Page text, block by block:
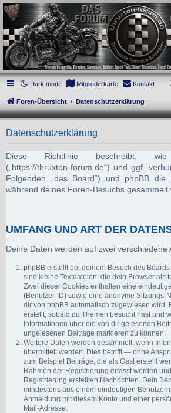
thruxton-
DAS FORUM! Alles rund um die Triumph Modern
die New Bonneville Baureihen ab BJ 2001.
Scrambler, Bobber, Speed Twin, Street Scrambler,
und Speedmaster.
Dark mode
Mitgliederkarte Kontakt
Foren-Übersicht Datenschutzerklärung
Datenschutzerklärung
Diese Richtlinie beschreibt, wie
(„https://thruxton-forum.de“) und ggf.
Folgenden „das Board“) und phpBB die
während deines Foren-Besuchs gesammelt
UMFANG UND ART DER
Deine Daten werden auf zwei verschiedene
phpBB erstellt bei deinem Besuch des
sind kleine Textdateien, die dein Browser als
Zwei dieser Cookies enthalten eine
(Benutzer-ID) sowie eine anonyme Sitzungs-
dir von phpBB automatisch zugewiesen wird.
erstellt, sobald du Themen besucht hast und
Informationen über die von dir gelesenen
ungelesenen Beiträge markieren zu können.
Weitere Daten werden gesammelt, wenn
übermittelt werden. Dies betrifft — ohne
zum Beispiel Beiträge, die als Gast erstellt
Rahmen der Registrierung erfasst werden
Registrierung erstellten Nachrichten. Dein
mindestens aus einem eindeutigen
Anmeldung mit diesem Konto und einer
Mail-Adresse.